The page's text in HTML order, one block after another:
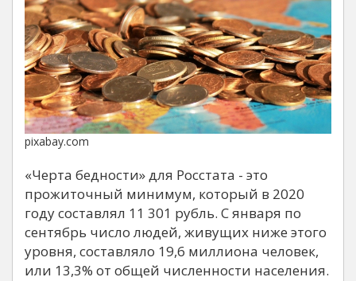
pixabay.com
«Черта бедности» для Росстата - это
прожиточный минимум, который в 2020
году составлял 11 301 рубль. С января по
сентябрь число людей, живущих ниже этого
уровня, составляло 19,6 миллиона человек,
или 13,3% от общей численности населения.